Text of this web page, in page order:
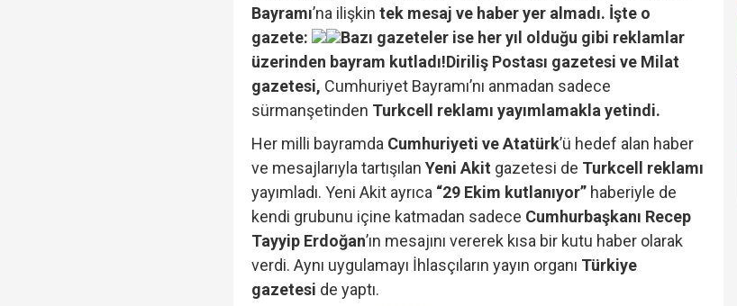
Bayramı’na ilişkintek mesaj ve haber yer almadı. İşte o
gazete:
Bazı gazeteler ise her yıl olduğu gibi reklamlar
üzerinden bayram kutladı!Diriliş Postası gazetesi ve Milat
gazetesi, Cumhuriyet Bayramı’nı anmadan sadece
sürmanşetinden Turkcell reklamı yayımlamakla yetindi.
Her milli bayramda Cumhuriyeti ve Atatürk’ü hedef alan haber
ve mesajlarıyla tartışılanYeni Akit gazetesi de Turkcell reklamı
yayımladı. Yeni Akit ayrıca “29 Ekim kutlanıyor” haberiyle de
kendi grubunu içine katmadan sadece Cumhurbaşkanı Recep
Tayyip Erdoğan’ın mesajını vererek kısa bir kutu haber olarak
verdi. Aynı uygulamayı İhlasçıların yayın organı Türkiye
gazetesi de yaptı.